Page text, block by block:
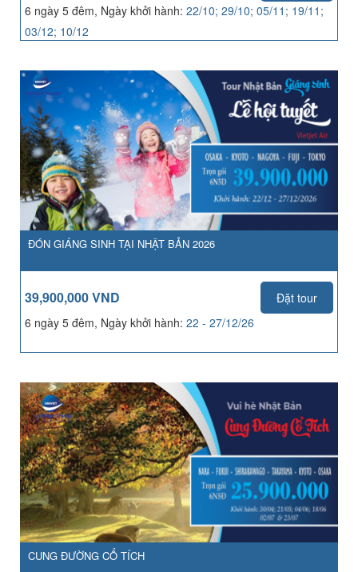
6 ngày 5 đêm, Ngày khởi hành: 22/10; 29/10; 05/11; 19/11;
03/12; 10/12
ĐÓN GIÁNG SINH TẠI NHẬT BẢN 2026
39,900,000 VND
Đặt tour
6 ngày 5 đêm, Ngày khởi hành: 22 - 27/12/26
CUNG ĐƯỜNG CỔ TÍCH